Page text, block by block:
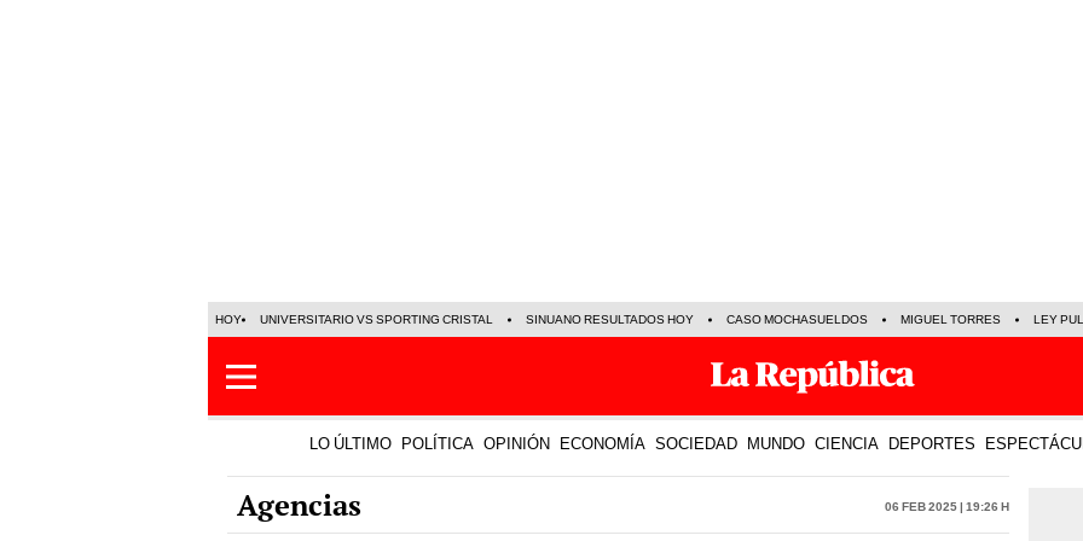
HOY UNIVERSITARIO VS SPORTING CRISTAL SINUANO RESULTADOS HOY CASO MOCHASUELDOS MIGUEL TORRES LEY
LO ÚLTIMO POLÍTICA OPINIÓN ECONOMÍA SOCIEDAD MUNDO CIENCIA DEPORTES
Agencias 06 Feb 2025 | 19:26 h